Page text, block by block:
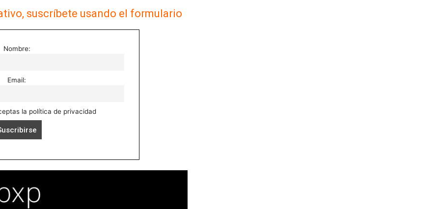
suscríbete usando el formulario
Nombre:
Email:
la política de privacidad